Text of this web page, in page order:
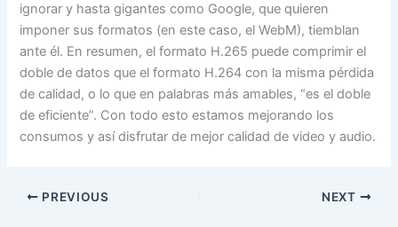
ignorar y hasta gigantes como Google, que quieren
imponer sus formatos (en este caso, el WebM), tiemblan
ante él. En resumen, el formato H.265 puede comprimir el
doble de datos que el formato H.264 con la misma pérdida
de calidad, o lo que en palabras más amables, “es el doble
de eficiente”. Con todo esto estamos mejorando los
consumos y así disfrutar de mejor calidad de video y audio.
PREVIOUS NEXT